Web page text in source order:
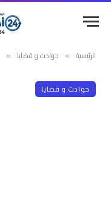
الرئيسية » حوادث و قضايا »
حوادث و قضايا